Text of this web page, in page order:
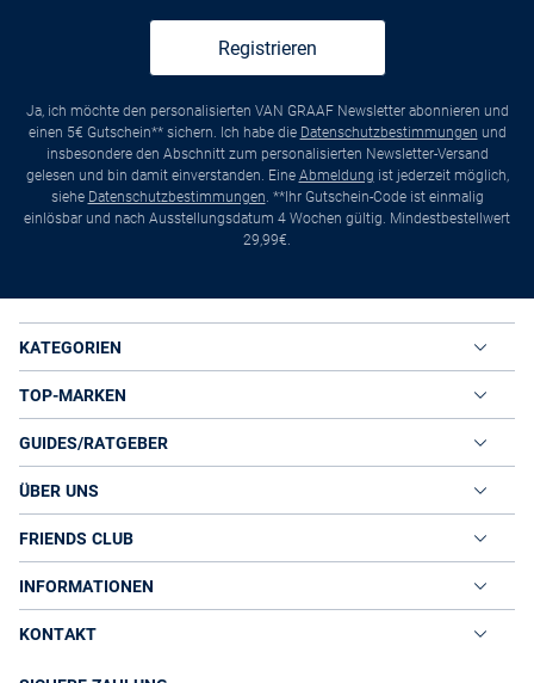
Registrieren
Ja, ich möchte den personalisierten VAN GRAAF Newsletter abonnieren und
einen 5€ Gutschein** sichern. Ich habe die Datenschutzbestimmungen und
insbesondere den Abschnitt zum personalisierten Newsletter-Versand
gelesen und bin damit einverstanden. Eine Abmeldung ist jederzeit möglich,
siehe Datenschutzbestimmungen. **Ihr Gutschein-Code ist einmalig
einlösbar und nach Ausstellungsdatum 4 Wochen gültig. Mindestbestellwert
29,99€.
KATEGORIEN
TOP-MARKEN
GUIDES/RATGEBER
ÜBER UNS
FRIENDS CLUB
INFORMATIONEN
KONTAKT